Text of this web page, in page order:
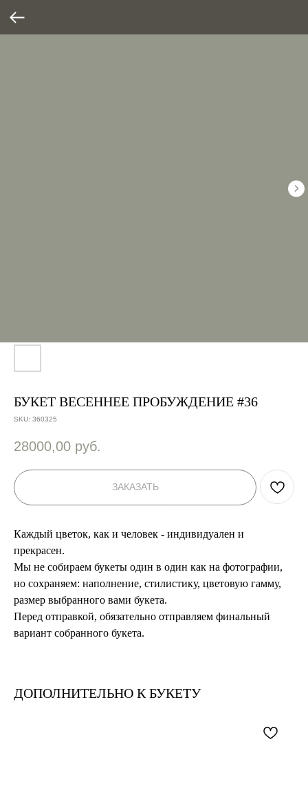
БУКЕТ ВЕСЕННЕЕ ПРОБУЖДЕНИЕ #36
SKU: 360325
28000,00 руб.
ЗАКАЗАТЬ
Каждый цветок, как и человек - индивидуален и
прекрасен.
Мы не собираем букеты один в один как на фотографии,
но сохраняем: наполнение, стилистику, цветовую гамму,
размер выбранного вами букета.
Перед отправкой, обязательно отправляем финальный
вариант собранного букета.
ДОПОЛНИТЕЛЬНО К БУКЕТУ